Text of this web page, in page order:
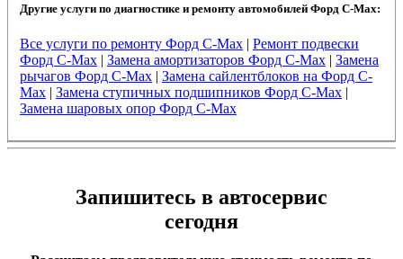
Другие услуги по диагностике и ремонту автомобилей Форд C-Max:
Все услуги по ремонту Форд C-Max| Ремонт подвески
Форд C-Max| Замена амортизаторов Форд C-Max| Замена
рычагов Форд C-Max| Замена сайлентблоков на Форд C-
Max| Замена ступичных подшипников Форд C-Max|
Замена шаровых опор Форд C-Max
Запишитесь в автосервис
сегодня